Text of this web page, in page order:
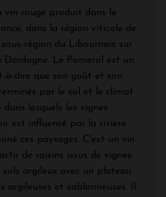
vin rouge produit dans le
dans la région viticole de
région du Libournais sur
Dordogne. Le Pomerol est un
à-dire que son goût et son
par le sol et le climat
lesquels les vignes
est influencé par la rivière
ces paysages. C'est un vin
de raisins issus de vignes
sols argileux avec un plateau
argileuses et sablonneuses. Il